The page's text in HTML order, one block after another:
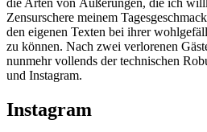
Zensurschere meinem
den eigenen Texten bei ihrer
zu können. Nach zwei verlorenen
nunmehr vollends der technischen
und Instagram.
Instagram